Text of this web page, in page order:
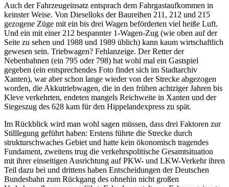
Auch der Fahrzeugeinsatz entsprach dem Fahrgastaufkommen in
keinster Weise. Von Dieselloks der Baureihen 211, 212 und 215
gezogene Züge mit ein bis drei Wagen beförderten viel heiße Luft.
Und ein mit einer 212 bespannter 1-Wagen-Zug (wie oben auf der
Seite zu sehen und 1988 und 1989 üblich) kann kaum wirtschaftlich
gewesen sein. Triebwagen? Fehlanzeige. Der Retter der
Nebenbahnen (ein 795 oder 798) hat wohl mal ein Gastspiel
gegeben (ein entsprechendes Foto findet sich im Stadtarchiv
Xanten), war aber schon lange wieder von der Strecke abgezogen
worden, die Akkutriebwagen, die in den frühen achtziger Jahren bis
Kleve verkehrten, endeten mangels Reichweite in Xanten und der
Siegeszug des 628 kam für den Hippelandexpress zu spät.
Im Rückblick wird man wohl sagen müssen, dass drei Faktoren zur
Stilllegung geführt haben: Erstens führte die Strecke durch
strukturschwaches Gebiet und hatte kein ökonomisch tragendes
Fundament, zweitens trug die verkehrspolitische Gesamtsituation
mit ihrer einseitigen Ausrichtung auf PKW- und LKW-Verkehr ihren
Teil dazu bei und drittens haben Entscheidungen der Deutschen
Bundesbahn zum Rückgang des ohnehin nicht großen